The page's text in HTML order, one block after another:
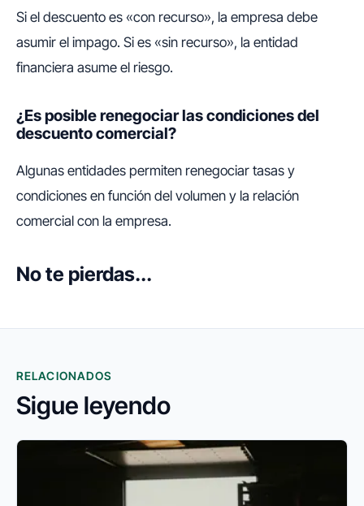
Si el descuento es «con recurso», la empresa debe
asumir el impago. Si es «sin recurso», la entidad
financiera asume el riesgo.
¿Es posible renegociar las condiciones del
descuento comercial?
Algunas entidades permiten renegociar tasas y
condiciones en función del volumen y la relación
comercial con la empresa.
No te pierdas...
RELACIONADOS
Sigue leyendo